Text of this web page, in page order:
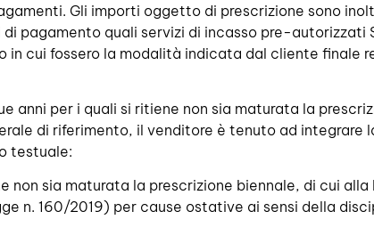
Gli importi oggetto di prescrizione sono
pagamento quali servizi di incasso pre-autorizzati
cui fossero la modalità indicata dal cliente finale
anni per i quali si ritiene non sia maturata la
di riferimento, il venditore è tenuto ad integrare
testuale:
sia maturata la prescrizione biennale, di cui alla
n. 160/2019) per cause ostative ai sensi della